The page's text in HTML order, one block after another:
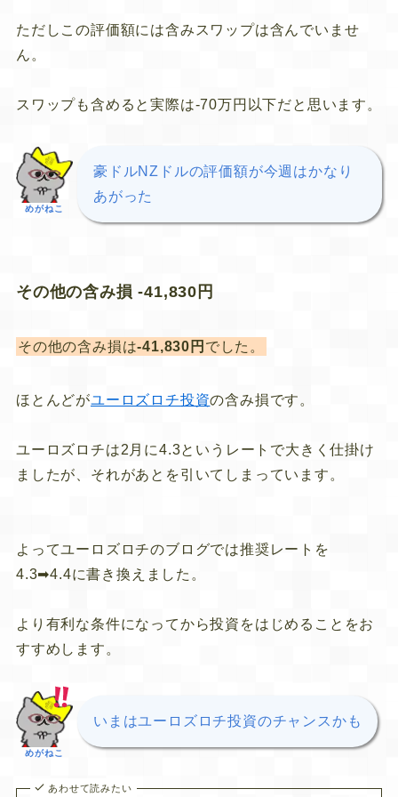
ただしこの評価額には含みスワップは含んでいませ
ん。
スワップも含めると実際は‐70万円以下だと思います。
めがねこ
豪ドルNZドルの評価額が今週はかなり
あがった
その他の含み損 -41,830円
その他の含み損は-41,830円 でした。
ほとんどがユーロズロチ投資の含み損です。
ユーロズロチは2月に4.3というレートで大きく仕掛け
ましたが、それがあとを引いてしまっています。
よってユーロズロチのブログでは推奨レートを
4.3➡4.4に書き換えました。
より有利な条件になってから投資をはじめることをお
すすめします。
めがねこ
いまはユーロズロチ投資のチャンスかも
あわせて読みたい